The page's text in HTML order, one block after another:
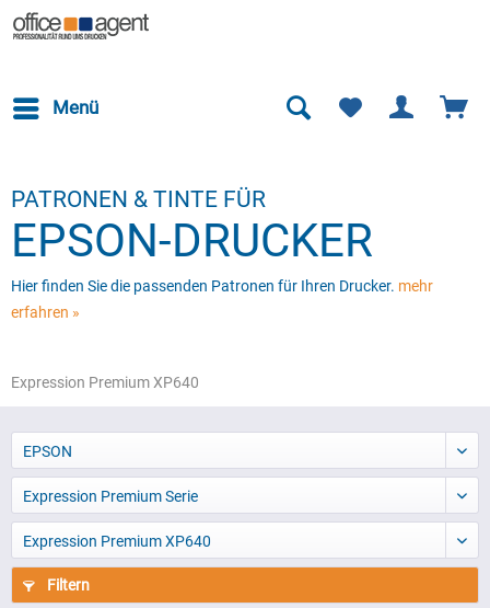
Menü
PATRONEN & TINTE FÜR
EPSON-DRUCKER
Hier finden Sie die passenden Patronen für Ihren Drucker. mehr
erfahren »
Expression Premium XP640
EPSON
Expression Premium Serie
Expression Premium XP640
Filtern